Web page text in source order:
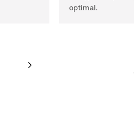
optimal.